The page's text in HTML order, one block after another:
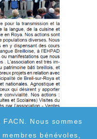
Nous sommes
bénévoles,